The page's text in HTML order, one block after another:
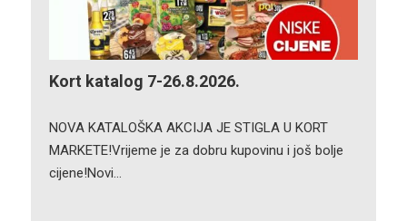
Kort katalog 7-26.8.2026.
NOVA KATALOŠKA AKCIJA JE STIGLA U KORT
MARKETE!Vrijeme je za dobru kupovinu i još bolje
cijene!Novi…